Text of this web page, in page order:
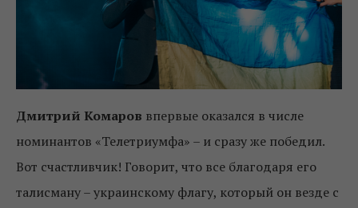
Дмитрий Комаров впервые оказался в числе
номинантов «Телетриумфа» – и сразу же победил.
Вот счастливчик! Говорит, что все благодаря его
талисману – украинскому флагу, который он везде с